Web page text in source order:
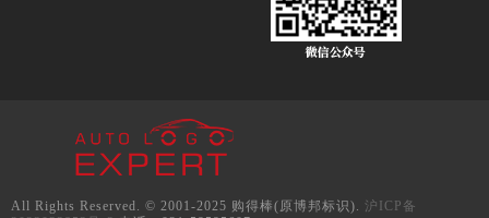
All Rights Reserved. © 2001-2025 购得棒(原博邦标识). 沪ICP备